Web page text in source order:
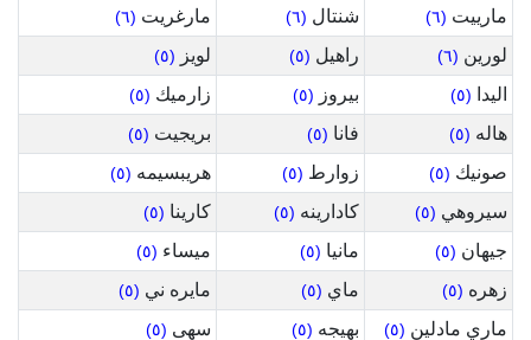
مارييت (٦) شنتال (٦) مارغريت (٦)
لورين (٦) راهيل (٥) لويز (٥)
اليدا (٥) بيروز (٥) زارميك (٥)
هاله (٥) فانا (٥) بريجيت (٥)
صونيك (٥) زوارط (٥) هريبسيمه (٥)
سيروهي (٥) كادارينه (٥) كارينا (٥)
جيهان (٥) مانيا (٥) ميساء (٥)
زهره (٥) ماي (٥) مايره ني (٥)
ماري مادلين (٥) بهيجه (٥) سهى (٥)